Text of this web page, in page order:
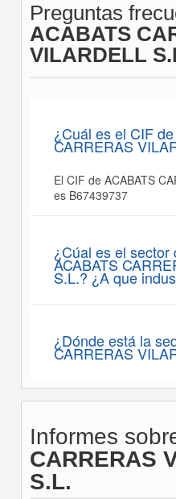
Preguntas
ACABATS
VILARDELL
¿Cuál es el CIF
CARRERAS
El CIF de ACABATS
es B67439737
¿Cúal es el sector
ACABATS
S.L.? ¿A que
¿Dónde está la
CARRERAS
Informes
CARRERAS
S.L.